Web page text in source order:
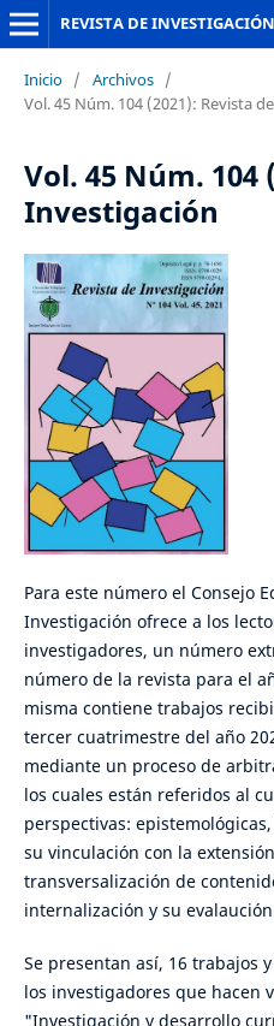
REVISTA DE INVESTIGACIÓN
Inicio / Archivos /
Vol. 45 Núm. 104 (2021): Revista
Vol. 45 Núm. 104
Investigación
Para este número el Consejo
Investigación ofrece a los
investigadores, un número
número de la revista para el
misma contiene trabajos
tercer cuatrimestre del año
mediante un proceso de
los cuales están referidos al
perspectivas:
su vinculación con la
transversalización de
internalización y su
Se presentan así, 16 trabajos
los investigadores que hacen
"Investigación y desarrollo